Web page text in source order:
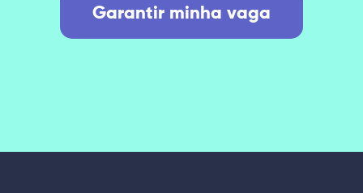
Garantir minha vaga